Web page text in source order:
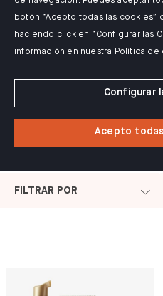
botón “Acepto todas las cookies”
haciendo click en “Configurar las
información en nuestra Política de
Configurar
Acepto
FILTRAR POR